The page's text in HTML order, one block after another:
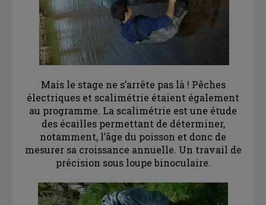
Mais le stage ne s’arrête pas là ! Pêches
électriques et scalimétrie étaient également
au programme. La scalimétrie est une étude
des écailles permettant de déterminer,
notamment, l’âge du poisson et donc de
mesurer sa croissance annuelle. Un travail de
précision sous loupe binoculaire.